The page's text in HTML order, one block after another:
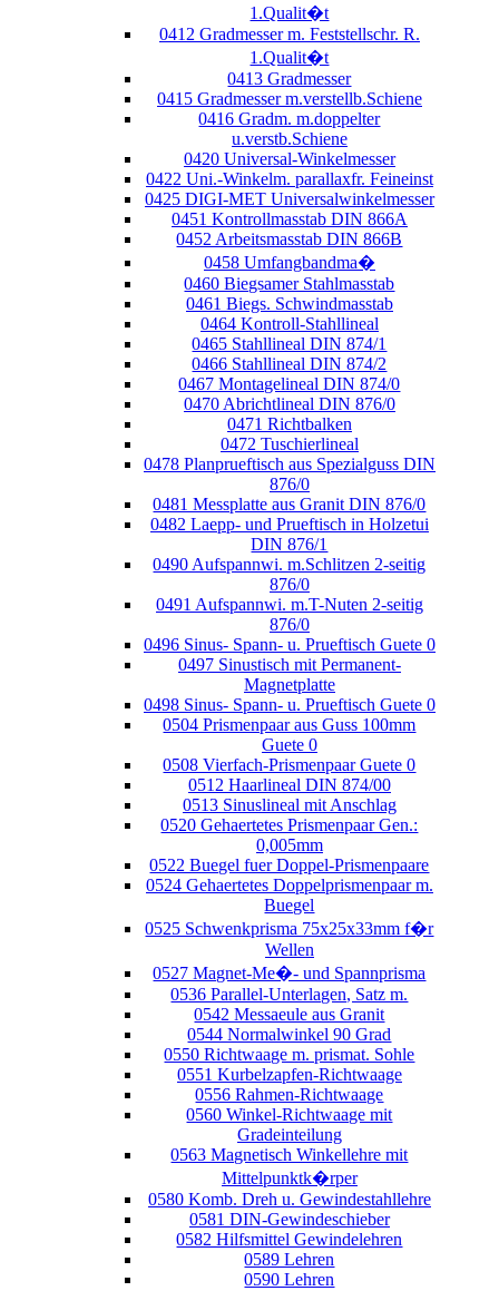
1.Qualit�t
0412 Gradmesser m. Feststellschr. R.
1.Qualit�t
0413 Gradmesser
0415 Gradmesser m.verstellb.Schiene
0416 Gradm. m.doppelter
u.verstb.Schiene
0420 Universal-Winkelmesser
0422 Uni.-Winkelm. parallaxfr. Feineinst
0425 DIGI-MET Universalwinkelmesser
0451 Kontrollmasstab DIN 866A
0452 Arbeitsmasstab DIN 866B
0458 Umfangbandma�
0460 Biegsamer Stahlmasstab
0461 Biegs. Schwindmasstab
0464 Kontroll-Stahllineal
0465 Stahllineal DIN 874/1
0466 Stahllineal DIN 874/2
0467 Montagelineal DIN 874/0
0470 Abrichtlineal DIN 876/0
0471 Richtbalken
0472 Tuschierlineal
0478 Planprueftisch aus Spezialguss DIN
876/0
0481 Messplatte aus Granit DIN 876/0
0482 Laepp- und Prueftisch in Holzetui
DIN 876/1
0490 Aufspannwi. m.Schlitzen 2-seitig
876/0
0491 Aufspannwi. m.T-Nuten 2-seitig
876/0
0496 Sinus- Spann- u. Prueftisch Guete 0
0497 Sinustisch mit Permanent-
Magnetplatte
0498 Sinus- Spann- u. Prueftisch Guete 0
0504 Prismenpaar aus Guss 100mm
Guete 0
0508 Vierfach-Prismenpaar Guete 0
0512 Haarlineal DIN 874/00
0513 Sinuslineal mit Anschlag
0520 Gehaertetes Prismenpaar Gen.:
0,005mm
0522 Buegel fuer Doppel-Prismenpaare
0524 Gehaertetes Doppelprismenpaar m.
Buegel
0525 Schwenkprisma 75x25x33mm f�r
Wellen
0527 Magnet-Me�- und Spannprisma
0536 Parallel-Unterlagen, Satz m.
0542 Messaeule aus Granit
0544 Normalwinkel 90 Grad
0550 Richtwaage m. prismat. Sohle
0551 Kurbelzapfen-Richtwaage
0556 Rahmen-Richtwaage
0560 Winkel-Richtwaage mit
Gradeinteilung
0563 Magnetisch Winkellehre mit
Mittelpunktk�rper
0580 Komb. Dreh u. Gewindestahllehre
0581 DIN-Gewindeschieber
0582 Hilfsmittel Gewindelehren
0589 Lehren
0590 Lehren